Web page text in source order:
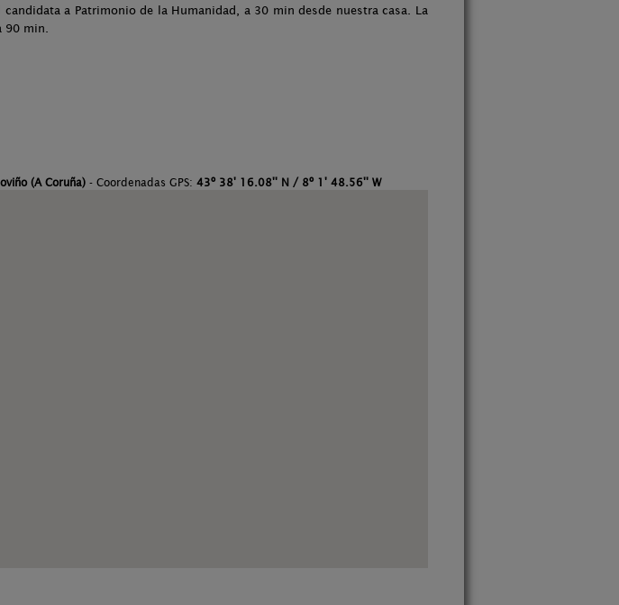
a Patrimonio de la Humanidad, a 30 min desde nuestra casa. La
90 min.
(A Coruña) - Coordenadas GPS: 43º 38' 16.08'' N / 8º 1' 48.56'' W